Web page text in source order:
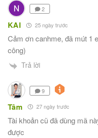
2
KAI 25 ngày trước
Cảm ơn canhme, đã mút 1
công)
Trả lời
9
Tâm 27 ngày trước
Tài khoản cũ đã dùng mã
được